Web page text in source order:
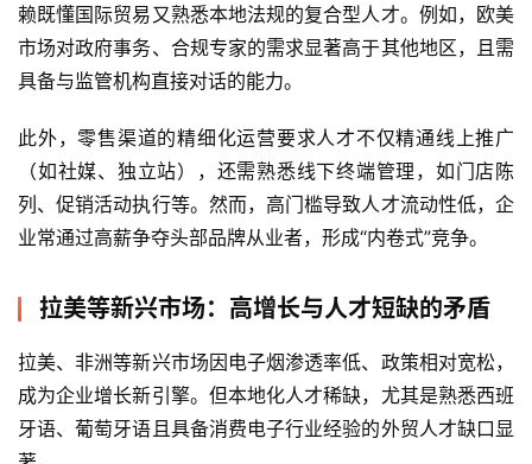
赖既懂国际贸易又熟悉本地法规的复合型人才。例如，欧美
市场对政府事务、合规专家的需求显著高于其他地区，且需
具备与监管机构直接对话的能力。
此外，零售渠道的精细化运营要求人才不仅精通线上推广
（如社媒、独立站），还需熟悉线下终端管理，如门店陈
列、促销活动执行等。然而，高门槛导致人才流动性低，企
业常通过高薪争夺头部品牌从业者，形成“内卷式”竞争。
拉美等新兴市场：高增长与人才短缺的矛盾
拉美、非洲等新兴市场因电子烟渗透率低、政策相对宽松，
成为企业增长新引擎。但本地化人才稀缺，尤其是熟悉西班
牙语、葡萄牙语且具备消费电子行业经验的外贸人才缺口显